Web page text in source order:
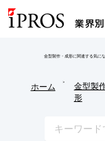
金型製作・成形に関連する気に
ホーム
>
金型製
形